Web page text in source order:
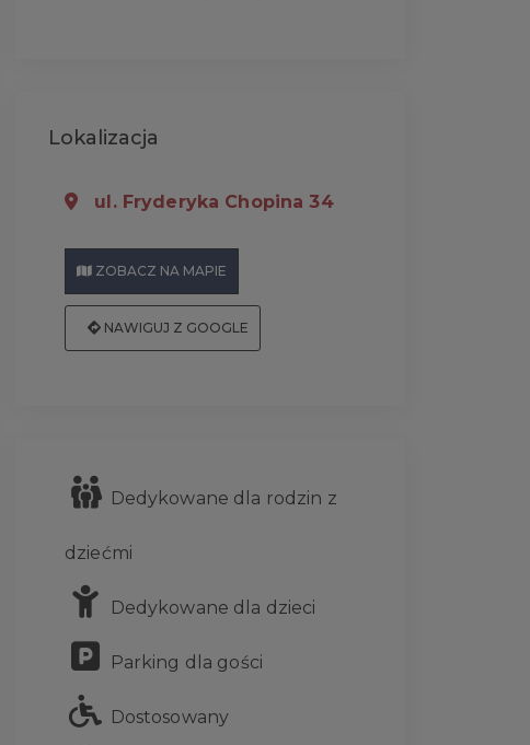
Lokalizacja
ul. Fryderyka Chopina 34
ZOBACZ NA MAPIE
NAWIGUJ Z GOOGLE
Dedykowane dla rodzin z
dziećmi
Dedykowane dla dzieci
Parking dla gości
Dostosowany